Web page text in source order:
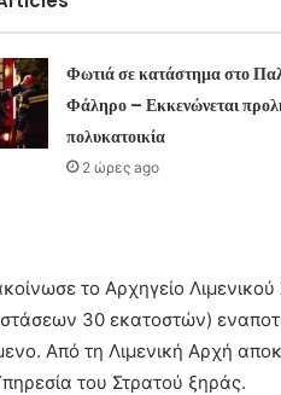
Φωτιά σε κατάστημα στο
Φάληρο – Εκκενώνεται
πολυκατοικία
2 ώρες ago
το Αρχηγείο
30 εκατοστών)
Από τη Λιμενική Αρχή
του Στρατού ξηράς.